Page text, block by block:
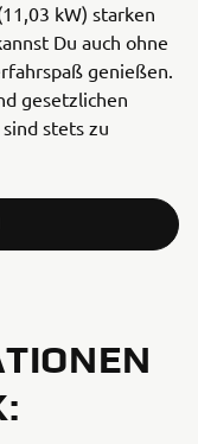
kW) starken
Du auch ohne
genießen.
gesetzlichen
stets zu